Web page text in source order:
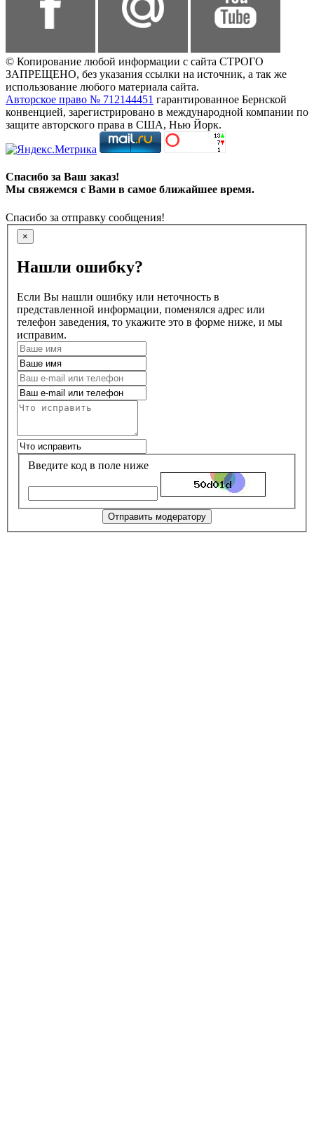
© Копирование любой информации с сайта СТРОГО
ЗАПРЕЩЕНО, без указания ссылки на источник, а так же
использование любого материала сайта.
Авторское право № 712144451 гарантированное Бернской
конвенцией, зарегистрировано в международной компании по
защите авторского права в США, Нью Йорк.
Спасибо за Ваш заказ!
Мы свяжемся с Вами в самое ближайшее время.
Спасибо за отправку сообщения!
×
Нашли ошибку?
Если Вы нашли ошибку или неточность в
представленной информации, поменялся адрес или
телефон заведения, то укажите это в форме ниже, и мы
исправим.
Введите код в поле ниже
Отправить модератору